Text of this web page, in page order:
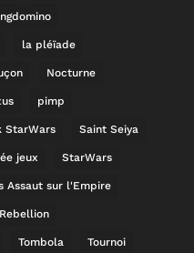
la pléïade
Nocturne
pimp
StarWars Saint Seiya
jeux StarWars
Assaut sur l'Empire
Tombola Tournoi